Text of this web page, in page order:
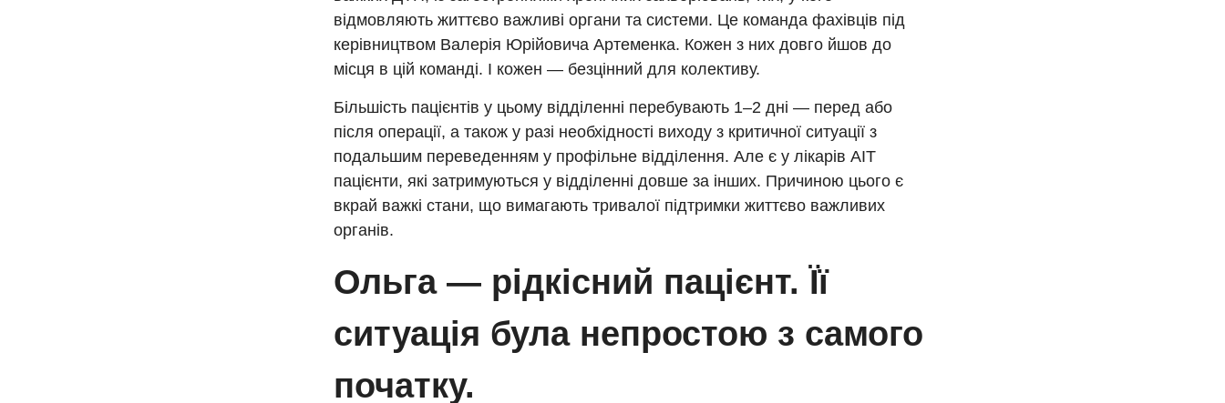
відмовляють життєво важливі органи та системи. Це команда фахівців під
керівництвом Валерія Юрійовича Артеменка. Кожен з них довго йшов до
місця в цій команді. І кожен — безцінний для колективу.
Більшість пацієнтів у цьому відділенні перебувають 1–2 дні — перед або
після операції, а також у разі необхідності виходу з критичної ситуації з
подальшим переведенням у профільне відділення. Але є у лікарів АІТ
пацієнти, які затримуються у відділенні довше за інших. Причиною цього є
вкрай важкі стани, що вимагають тривалої підтримки життєво важливих
органів.
Ольга — рідкісний пацієнт. Її
ситуація була непростою з самого
початку.